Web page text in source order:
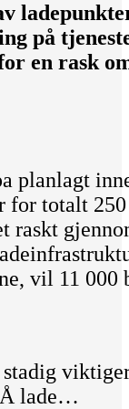
på
en rask
planlagt
for totalt
raskt
vil 11
Å lade…